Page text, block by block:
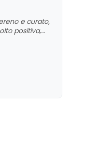
e curato,
positiva,